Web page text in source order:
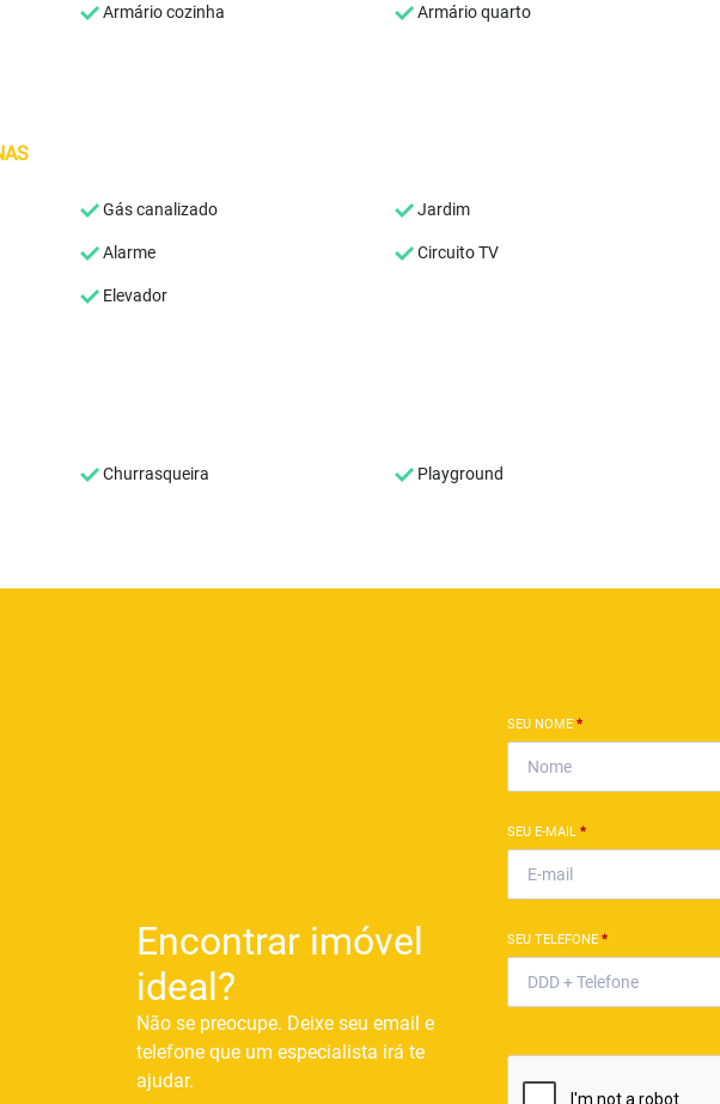
Armário cozinha Armário quarto
Gás canalizado Jardim
Alarme Circuito TV
Elevador
Churrasqueira Playground
Encontrar imóvel
ideal?
Não se preocupe. Deixe seu email e
telefone que um especialista irá te
ajudar.
SEU NOME *
SEU E-MAIL *
SEU TELEFONE *